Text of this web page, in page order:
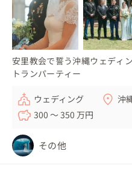
安里教会で誓う沖縄ウェディ
トランパーティー
ウェディング
沖
300 〜 350 万円
その他